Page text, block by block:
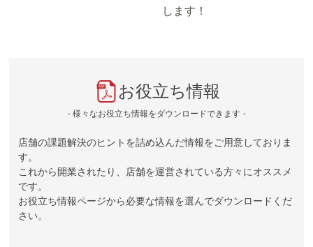
します！
お役立ち情報
- 様々なお役立ち情報をダウンロードできます -
店舗の課題解決のヒントを詰め込んだ情報をご用意しておりま
す。
これから開業されたり、店舗を運営されている方々にオススメ
です。
お役立ち情報ページから必要な情報を選んでダウンロードくだ
さい。